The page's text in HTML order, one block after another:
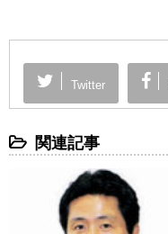
Twitter
関連記事